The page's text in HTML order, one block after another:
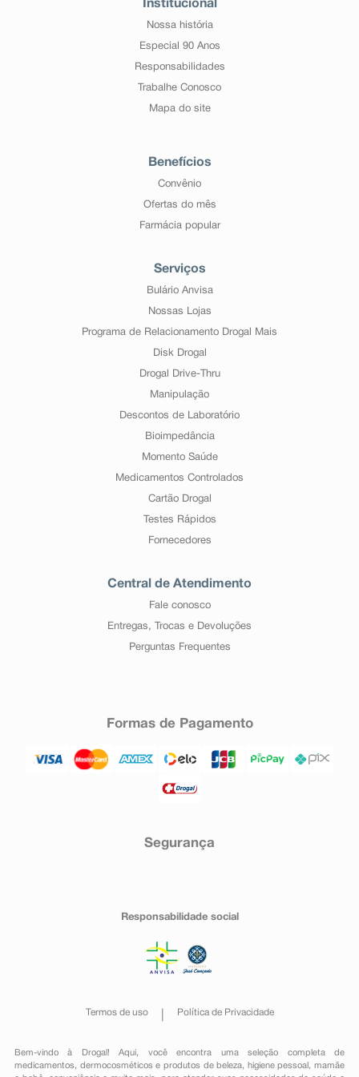
Institucional
Nossa história
Especial 90 Anos
Responsabilidades
Trabalhe Conosco
Mapa do site
Benefícios
Convênio
Ofertas do mês
Farmácia popular
Serviços
Bulário Anvisa
Nossas Lojas
Programa de Relacionamento Drogal Mais
Disk Drogal
Drogal Drive-Thru
Manipulação
Descontos de Laboratório
Bioimpedância
Momento Saúde
Medicamentos Controlados
Cartão Drogal
Testes Rápidos
Fornecedores
Central de Atendimento
Fale conosco
Entregas, Trocas e Devoluções
Perguntas Frequentes
Formas de Pagamento
Segurança
Responsabilidade social
Termos de uso Política de Privacidade
Bem-vindo à Drogal! Aqui, você encontra uma seleção completa de
medicamentos , dermocosméticos e produtos de beleza, higiene pessoal ,mamãe